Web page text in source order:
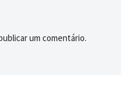
um comentário.